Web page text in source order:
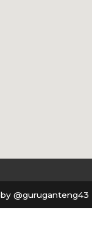
by @guruganteng43